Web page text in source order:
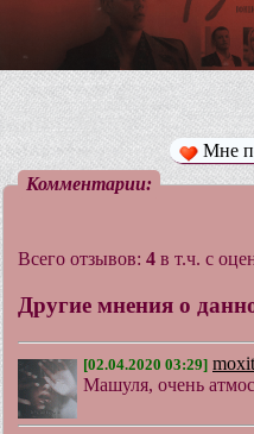
Мне
Комментарии:
Всего отзывов: 4 в т.ч. с
Другие мнения о
[02.04.2020 03:29]